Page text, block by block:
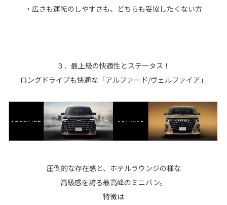
・広さも運転のしやすさも、どちらも妥協したくない方
３．最上級の快適性とステータス！
ロングドライブも快適な「アルファード/ヴェルファイア」
圧倒的な存在感と、ホテルラウンジの様な
高級感を誇る最高峰のミニバン。
特徴は